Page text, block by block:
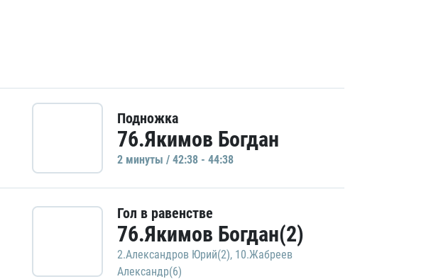
Подножка
76.Якимов Богдан
2 минуты / 42:38 - 44:38
Гол в равенстве
76.Якимов Богдан(2)
2.Александров Юрий(2), 10.Жабреев
Александр(6)